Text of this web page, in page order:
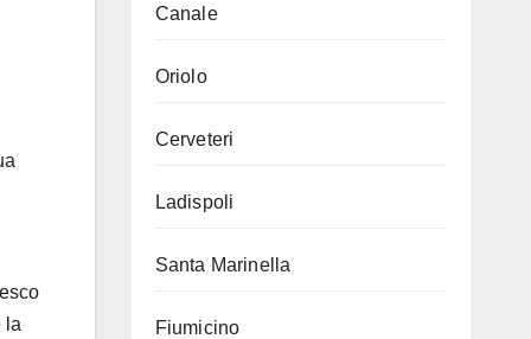
la
Canale
Oriolo
Cerveteri
Ladispoli
Santa Marinella
Fiumicino